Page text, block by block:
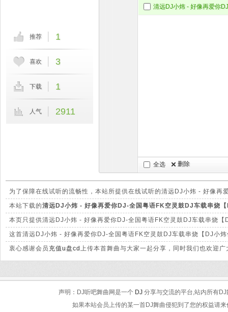
全选 删除
推荐 1
喜欢 3
下载 1
人气 2911
为了保障在线试听的流畅性，本站所提供在线试听的清远DJ小炜 - 好像
站提供下载的mp3文件有很大的差别。
本站下载的清远DJ小炜 - 好像再爱你DJ-全国粤语FK空灵鼓DJ车载串烧
音质方面绝对保证清脆高清晰。
本页只提供清远DJ小炜 - 好像再爱你DJ-全国粤语FK空灵鼓DJ车载串烧
载。
这首清远DJ小炜 - 好像再爱你DJ-全国粤语FK空灵鼓DJ车载串烧【DJ小
及时处理。
衷心感谢会员 充值u盘cd 上传本首舞曲与大家一起分享，同时我们也欢迎
声明：DJ听吧舞曲网是一个 DJ 分享与交流的平台,站内所有
如果本站会员上传的某一首DJ舞曲侵犯到了您的权益请